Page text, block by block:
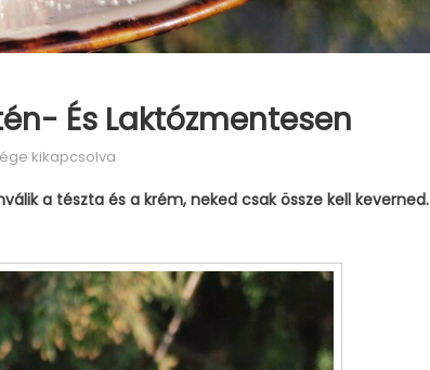
És Laktózmentesen
kikapcsolva
a tészta és a krém, neked csak össze kell keverned.